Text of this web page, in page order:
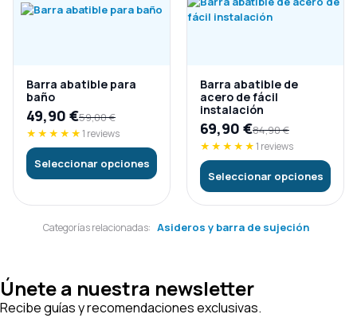
Barra abatible para
baño
49,90 €59,00€
★★★★★1 reviews
Seleccionar opciones
Barra abatible de
acero de fácil
instalación
69,90 €84,90€
★★★★★1 reviews
Seleccionar opciones
Categorías relacionadas: Asideros y barra de sujeción
Únete a nuestra newsletter
Recibe guías y recomendaciones exclusivas.